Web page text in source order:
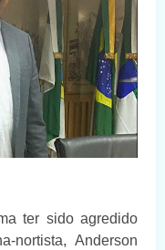
ter sido agredido
nortista, Anderson